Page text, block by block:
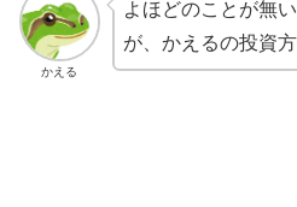
かえる
よほどのことが無
が、かえるの投資